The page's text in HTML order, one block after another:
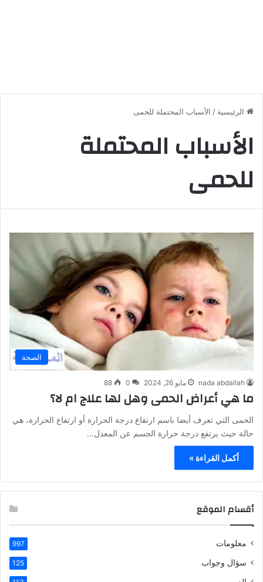
الرئيسية / الأسباب المحتملة للحمى
الأسباب المحتملة
للحمى
الصحة
nada abdallah مايو 26, 2024 0
88
ما هي أعراض الحمى وهل لها علاج ام لا؟
الحمى التي تعرف أيضا باسم ارتفاع درجة الحرارة أو ارتفاع الحرارة، هي
حالة حيث يرتفع درجة حرارة الجسم عن المعدل…
أكمل القراءة »
أقسام الموقع
معلومات 997
سؤال وجواب 125